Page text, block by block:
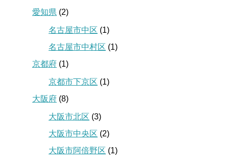
愛知県 (2)
名古屋市中区 (1)
名古屋市中村区 (1)
京都府 (1)
京都市下京区 (1)
大阪府 (8)
大阪市北区 (3)
大阪市中央区 (2)
大阪市阿倍野区 (1)